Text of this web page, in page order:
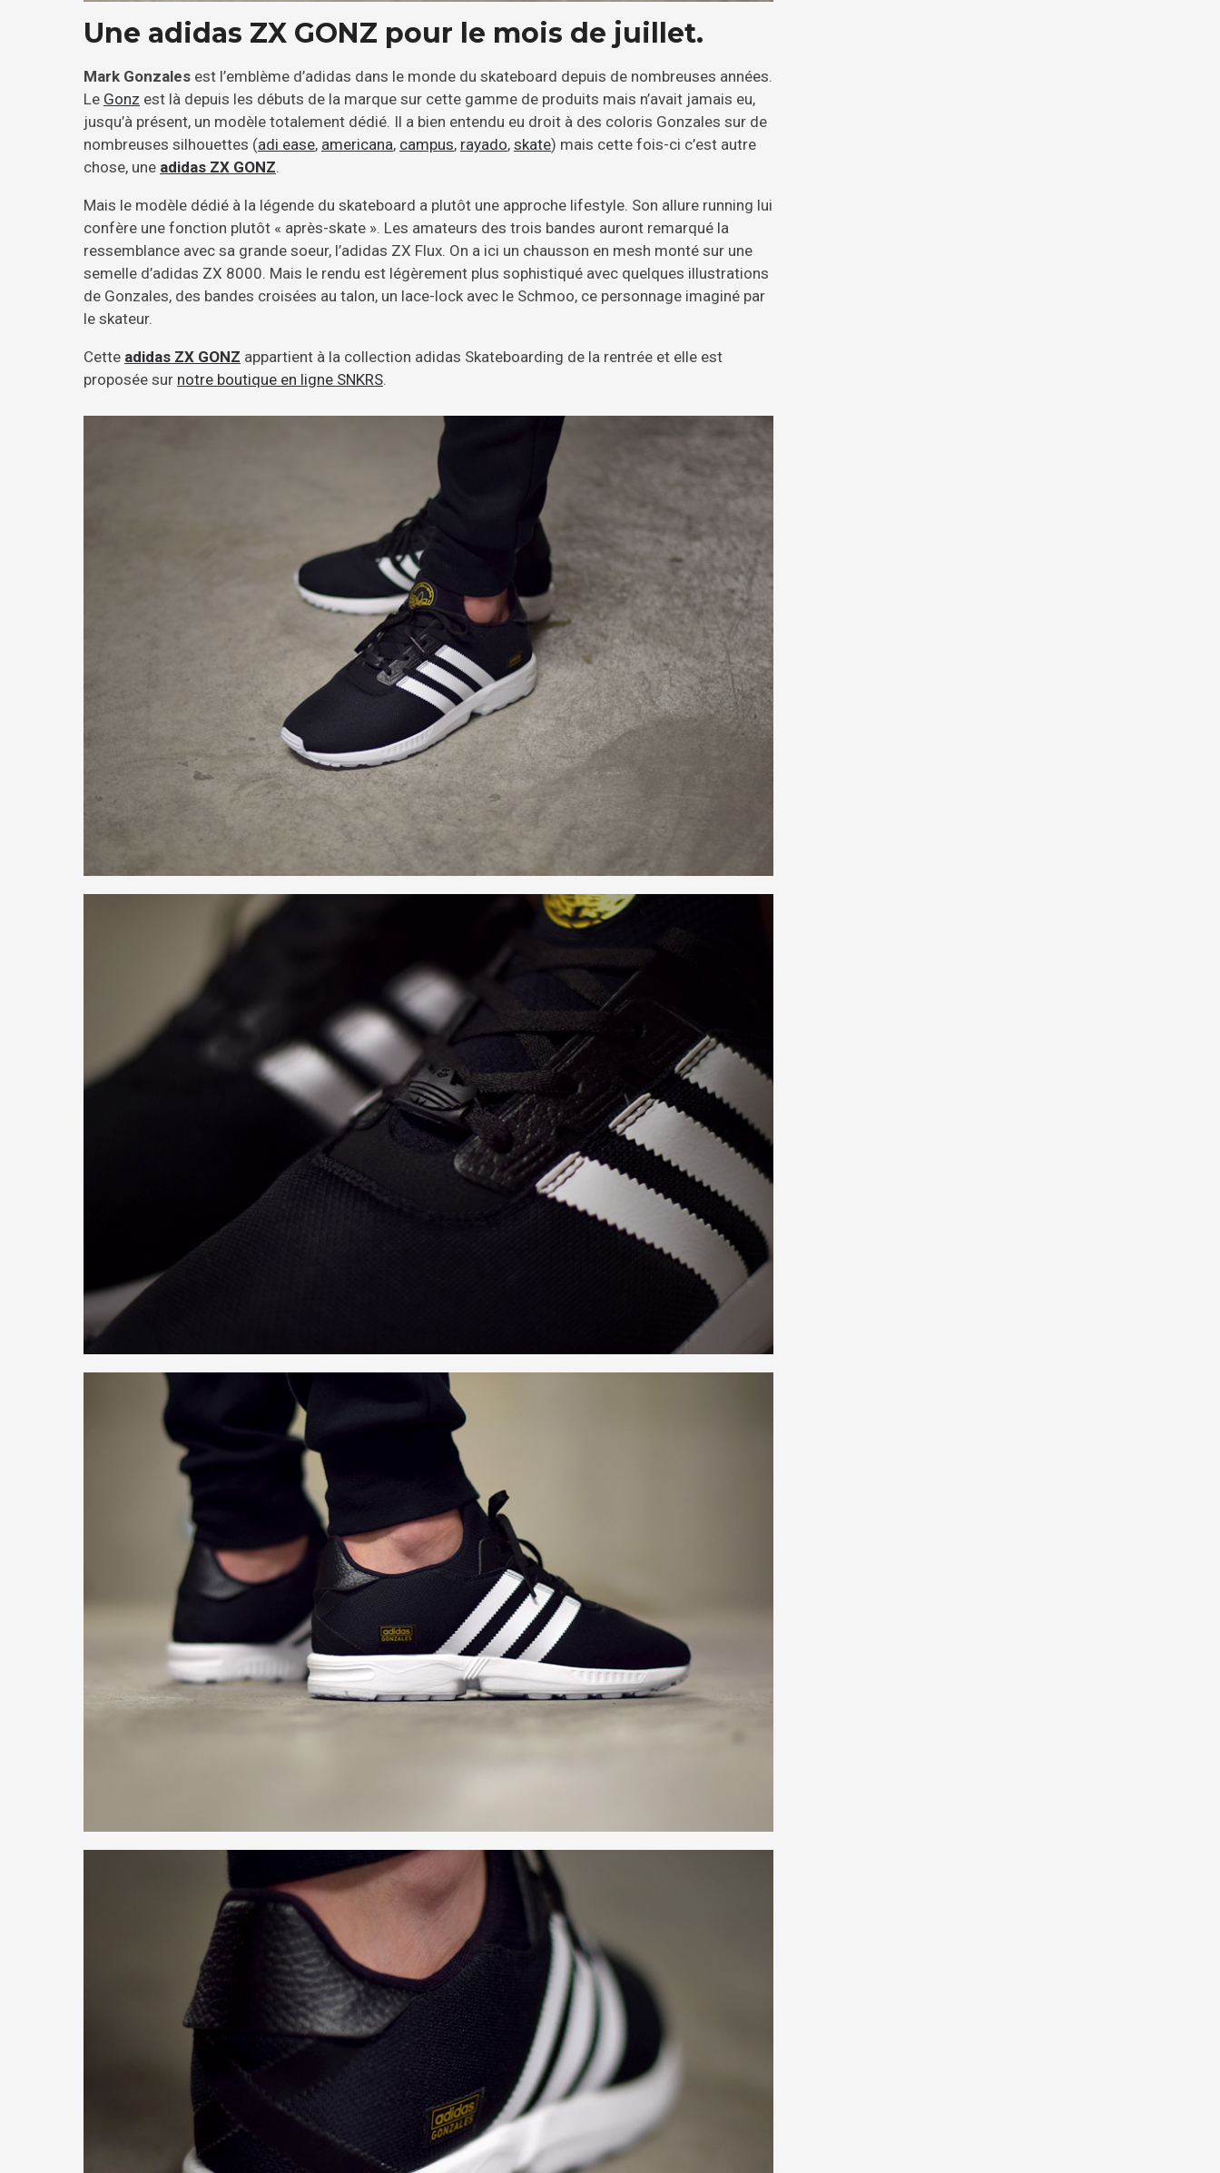
Une adidas ZX GONZ pour le mois de juillet.
Mark Gonzales est l’emblème d’adidas dans le monde du skateboard depuis de nombreuses années.
Le Gonz est là depuis les débuts de la marque sur cette gamme de produits mais n’avait jamais eu,
jusqu’à présent, un modèle totalement dédié. Il a bien entendu eu droit à des coloris Gonzales sur de
nombreuses silhouettes (adi ease, americana, campus, rayado, skate) mais cette fois-ci c’est autre
chose, une adidas ZX GONZ.
Mais le modèle dédié à la légende du skateboard a plutôt une approche lifestyle. Son allure running lui
confère une fonction plutôt « après-skate ». Les amateurs des trois bandes auront remarqué la
ressemblance avec sa grande soeur, l’adidas ZX Flux. On a ici un chausson en mesh monté sur une
semelle d’adidas ZX 8000. Mais le rendu est légèrement plus sophistiqué avec quelques illustrations
de Gonzales, des bandes croisées au talon, un lace-lock avec le Schmoo, ce personnage imaginé par
le skateur.
Cette adidas ZX GONZ appartient à la collection adidas Skateboarding de la rentrée et elle est
proposée sur notre boutique en ligne SNKRS.